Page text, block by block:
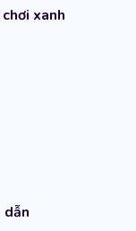
xanh
dẫn